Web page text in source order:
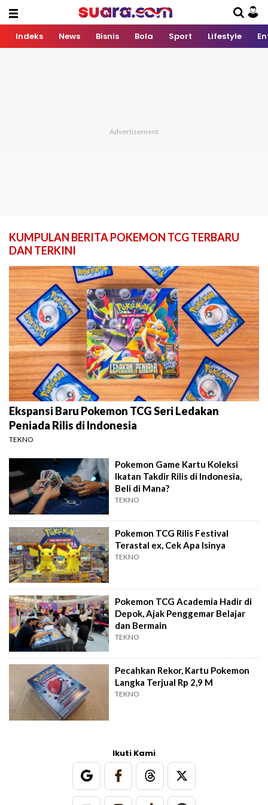
Indeks News Bisnis Bola Sport Lifestyle
KUMPULAN BERITA POKEMON TCG TERBARU
DAN TERKINI
Ekspansi Baru Pokemon TCG Seri Ledakan
Peniada Rilis di Indonesia
TEKNO
Pokemon Game Kartu Koleksi
Ikatan Takdir Rilis di Indonesia,
Beli di Mana?
TEKNO
Pokemon TCG Rilis Festival
Terastal ex, Cek Apa Isinya
TEKNO
Pokemon TCG Academia Hadir di
Depok, Ajak Penggemar Belajar
dan Bermain
TEKNO
Pecahkan Rekor, Kartu Pokemon
Langka Terjual Rp 2,9 M
TEKNO
Ikuti Kami